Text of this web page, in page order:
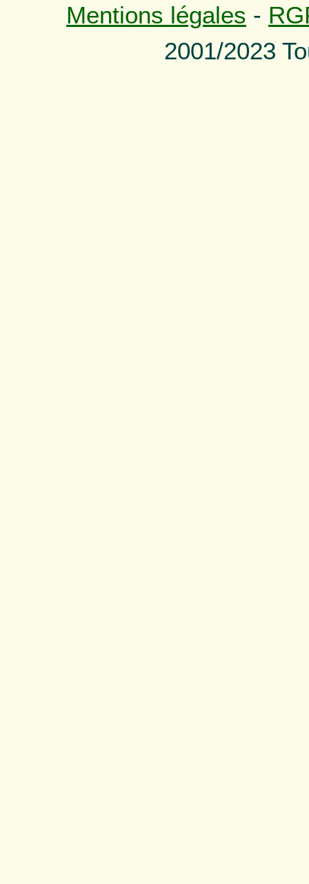
Mentions légales -
2001/2023